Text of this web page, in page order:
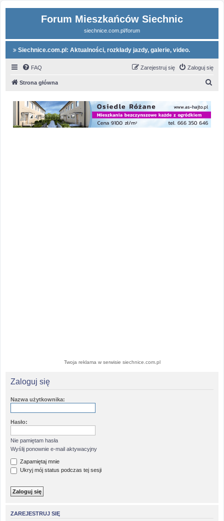
Forum Mieszkańców Siechnic
siechnice.com.pl/forum
Siechnice.com.pl: Aktualności, rozkłady jazdy, galerie, video.
FAQ Zaloguj się
Zarejestruj się
Strona główna
Twoja reklama w serwisie siechnice.com.pl
Zaloguj się
Nazwa użytkownika:
Hasło:
Nie pamiętam hasła
Wyślij ponownie e-mail aktywacyjny
Zapamiętaj mnie
Ukryj mój status podczas tej sesji
ZAREJESTRUJ SIĘ